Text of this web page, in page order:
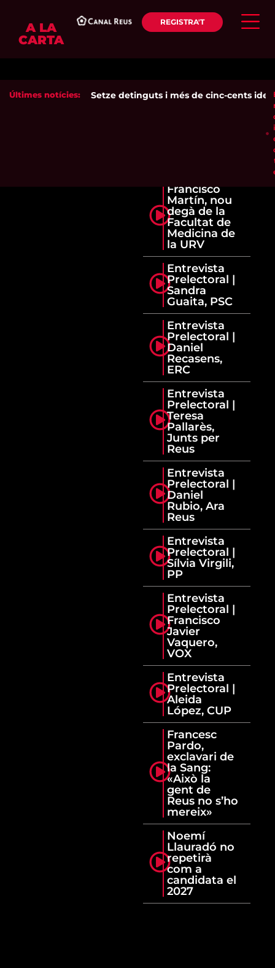
A LA
CARTA
REGISTRA'T
Últimes notícies: Setze detinguts i més de cinc-cents
Francisco
Martín, nou
degà de la
Facultat de
Medicina de
la URV
Entrevista
Prelectoral |
Sandra
Guaita, PSC
Entrevista
Prelectoral |
Daniel
Recasens,
ERC
Entrevista
Prelectoral |
Teresa
Pallarès,
Junts per
Reus
Entrevista
Prelectoral |
Daniel
Rubio, Ara
Reus
Entrevista
Prelectoral |
Sílvia Virgili,
PP
Entrevista
Prelectoral |
Francisco
Javier
Vaquero,
VOX
Entrevista
Prelectoral |
Aleida
López, CUP
Francesc
Pardo,
exclavari de
la Sang:
«Això la
gent de
Reus no s’ho
mereix»
Noemí
Llauradó no
repetirà
com a
candidata el
2027